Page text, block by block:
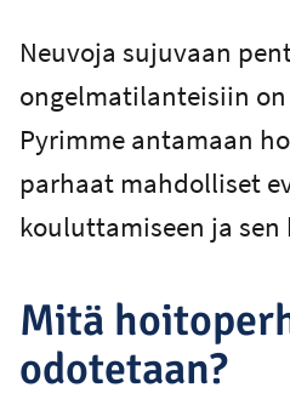
Neuvoja sujuvaan
ongelmatilanteisiin
Pyrimme antamaan
parhaat mahdolliset
kouluttamiseen ja sen
Mitä
odotetaan?